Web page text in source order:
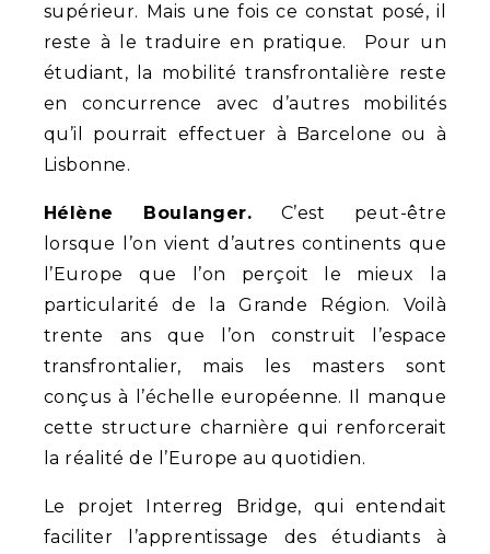
supérieur. Mais une fois ce constat posé, il
reste à le traduire en pratique. Pour un
étudiant, la mobilité transfrontalière reste
en concurrence avec d’autres mobilités
qu’il pourrait effectuer à Barcelone ou à
Lisbonne.
Hélène Boulanger. C’est peut-être
lorsque l’on vient d’autres continents que
l’Europe que l’on perçoit le mieux la
particularité de la Grande Région. Voilà
trente ans que l’on construit l’espace
transfrontalier, mais les masters sont
conçus à l’échelle européenne. Il manque
cette structure charnière qui renforcerait
la réalité de l’Europe au quotidien.
Le projet Interreg Bridge, qui entendait
faciliter l’apprentissage des étudiants à